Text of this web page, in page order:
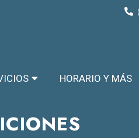
HORARIO Y MÁS